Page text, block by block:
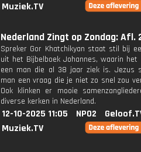
Muziek.TV
Nederland Zingt op Zondag: Afl.
Spreker Gor Khatchikyan staat stil bij
uit het Bijbelboek Johannes, waarin het
een man die al 38 jaar ziek is. Jezus
man een vraag die je niet zo snel zou
Ook klinken er mooie
diverse kerken in Nederland.
12-10-2025 11:05 NPO2
Muziek.TV